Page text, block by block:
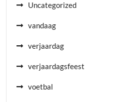
Uncategorized
vandaag
verjaardag
verjaardagsfeest
voetbal